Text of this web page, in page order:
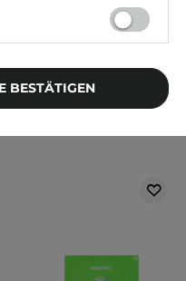
der gleichen
BESTÄTIGEN